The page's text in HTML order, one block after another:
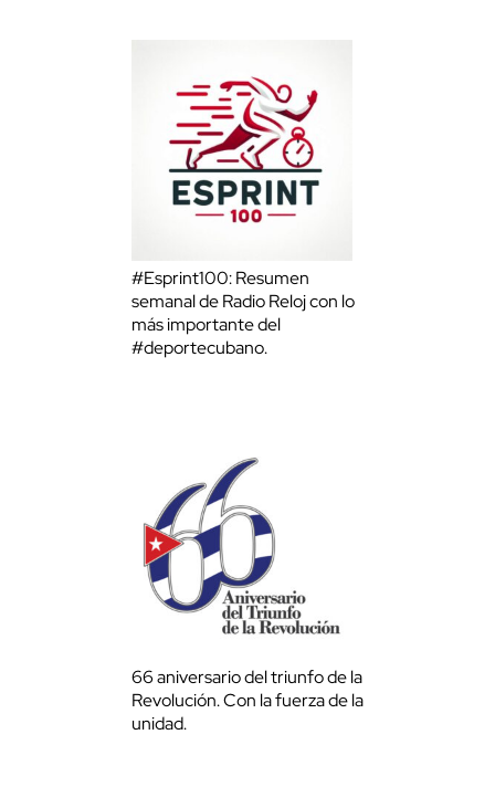
#Esprint100: Resumen
semanal de Radio Reloj con lo
más importante del
#deportecubano.
66 aniversario del triunfo de la
Revolución. Con la fuerza de la
unidad.